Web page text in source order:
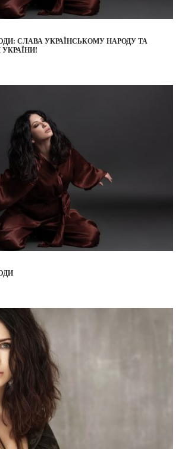
СЛАВА УКРАЇНСЬКОМУ НАРОДУ ТА